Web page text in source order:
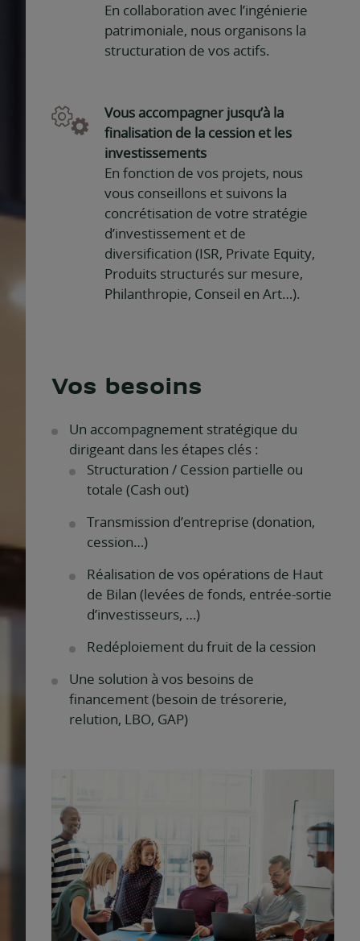
En collaboration avec l’ingénierie
patrimoniale, nous organisons la
structuration de vos actifs.
Vous accompagner jusqu’à la
finalisation de la cession et les
investissements
En fonction de vos projets, nous
vous conseillons et suivons la
concrétisation de votre stratégie
d’investissement et de
diversification (ISR, Private Equity,
Produits structurés sur mesure,
Philanthropie, Conseil en Art…).
Vos besoins
Un accompagnement stratégique du
dirigeant dans les étapes clés :
Structuration / Cession partielle ou
totale (Cash out)
Transmission d’entreprise (donation,
cession…)
Réalisation de vos opérations de Haut
de Bilan (levées de fonds, entrée-sortie
d’investisseurs, …)
Redéploiement du fruit de la cession
Une solution à vos besoins de
financement (besoin de trésorerie,
relution, LBO, GAP)